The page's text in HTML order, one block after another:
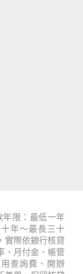
年限：最低一年
年～最長三十
實際依銀行核貸
、月付金、帳管
查詢費、開辦